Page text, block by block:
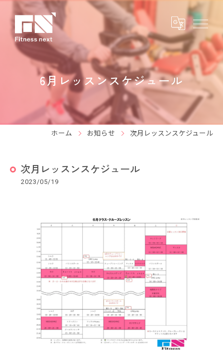
6月レッスンスケジュール
ホーム お知らせ 次月レッスンスケジュール
次月レッスンスケジュール
2023/05/19